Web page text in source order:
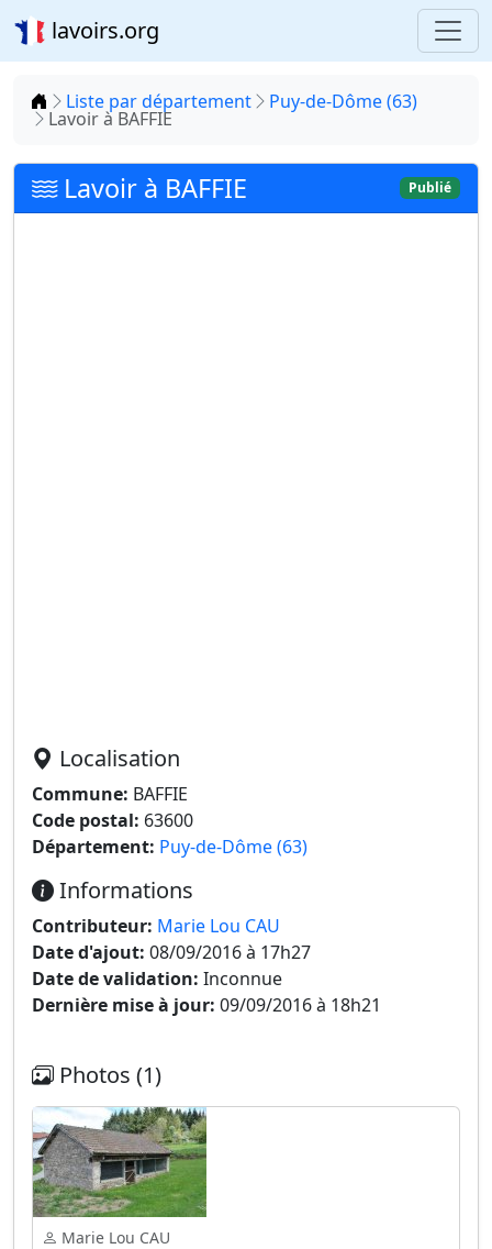
lavoirs.org
Accueil
Liste par département Puy-de-Dôme (63)
Lavoir à BAFFIE
Lavoir à BAFFIE Publié
Localisation
Commune: BAFFIE
Code postal: 63600
Département: Puy-de-Dôme (63)
Informations
Contributeur: Marie Lou CAU
Date d'ajout: 08/09/2016 à 17h27
Date de validation: Inconnue
Dernière mise à jour: 09/09/2016 à 18h21
Photos (1)
Marie Lou CAU